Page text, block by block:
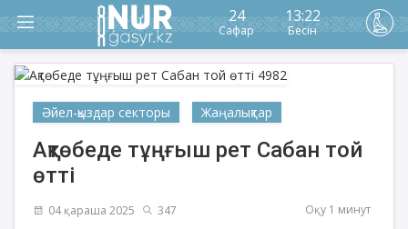
24
Сафар
13:22
Бесін
Әйел-қыздар секторы Жаңалықтар
Ақтөбеде тұңғыш рет Сабан той
өтті
04 қараша 2025 347 Оқу 1 минут